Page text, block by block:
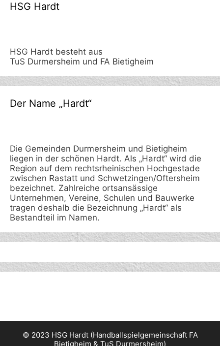
HSG Hardt
HSG Hardt besteht aus
TuS Durmersheim und FA Bietigheim
Der Name „Hardt“
Die Gemeinden Durmersheim und Bietigheim
liegen in der schönen Hardt. Als „Hardt“ wird die
Region auf dem rechtsrheinischen Hochgestade
zwischen Rastatt und Schwetzingen/Oftersheim
bezeichnet. Zahlreiche ortsansässige
Unternehmen, Vereine, Schulen und Bauwerke
tragen deshalb die Bezeichnung „Hardt“ als
Bestandteil im Namen.
© 2023 HSG Hardt (Handballspielgemeinschaft FA
Bietigheim & TuS Durmersheim)